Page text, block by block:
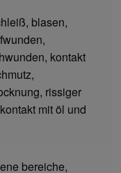
blasen,
kontakt
rissiger
mit öl und
bereiche,